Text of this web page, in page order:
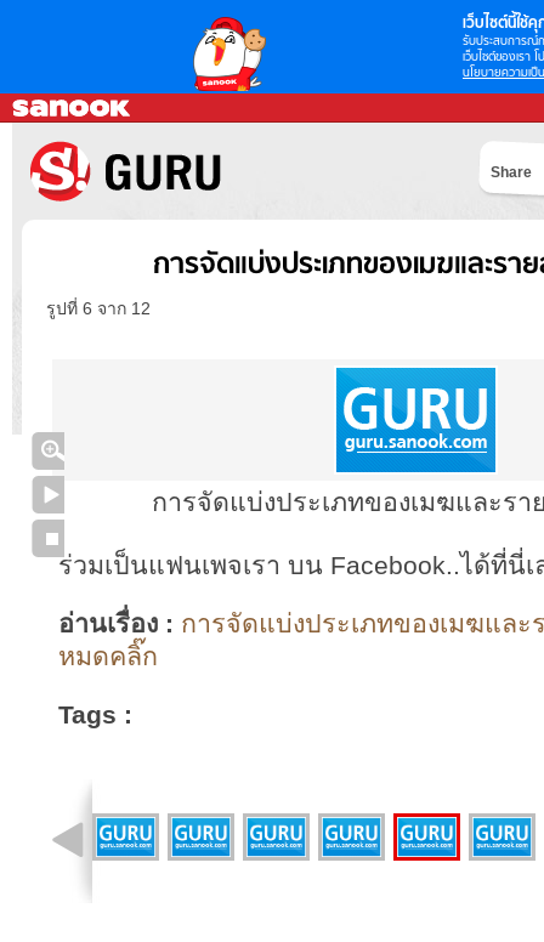
เว็บไซต์นี้ใช้คุ
รับประสบการณ์
เว็บไซต์ของเรา
นโยบายความเป็
Share
การจัดแบ่งประเภทของเมฆและรา
รูปที่ 6 จาก 12
การจัดแบ่งประเภทของเมฆและรา
ร่วมเป็นแฟนเพจเรา บน Facebook..ได้ที่นี่เ
อ่านเรื่อง : การจัดแบ่งประเภทของเมฆและ
หมดคลิ๊ก
Tags :